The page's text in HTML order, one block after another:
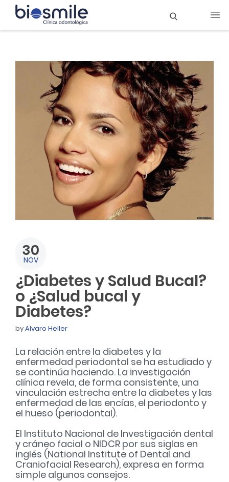
30
NOV
¿Diabetes y Salud Bucal?
o ¿Salud bucal y
Diabetes?
byAlvaro Heller
La relación entre la diabetes y la
enfermedad periodontal se ha estudiado y
se continúa haciendo. La investigación
clínica revela, de forma consistente, una
vinculación estrecha entre la diabetes y las
enfermedad de las encías, el periodonto y
el hueso (periodontal).
El Instituto Nacional de Investigación dental
y cráneo facial o NIDCR por sus siglas en
inglés (National Institute of Dental and
Craniofacial Research), expresa en forma
simple algunos consejos.